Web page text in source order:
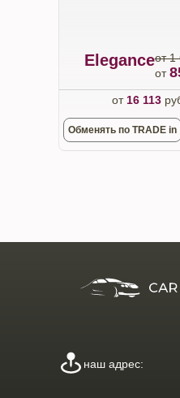
Eleganceот 1
от
от 16 113
Обменять по TRADE in
наш адрес: